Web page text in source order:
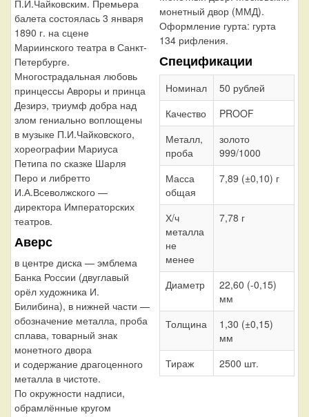
П.И.Чайковским. Премьера
балета состоялась 3 января
1890 г. на сцене
Мариинского театра в Санкт-
Петербурге.
Многострадальная любовь
принцессы Авроры и принца
Дезирэ, триумф добра над
злом гениально воплощены
в музыке П.И.Чайковского,
хореографии Мариуса
Петипа по сказке Шарля
Перо и либретто
И.А.Всеволжского —
директора Императорских
театров.
Аверс
в центре диска — эмблема
Банка России (двуглавый
орёл художника И.
Билибина), в нижней части —
обозначение металла, проба
сплава, товарный знак
монетного двора
и содержание драгоценного
металла в чистоте.
По окружности надписи,
обрамлённые кругом
монетный двор (ММД).
Оформление гурта: гурта
134 рифления.
Спецификации
Номинал
50 рублей
Качество
PROOF
Металл,
проба
золото
999/1000
Масса
общая
7,89 (±0,10) г
Х/ч
металла
не
менее
7,78 г
Диаметр
22,60 (-0,15)
мм
Толщина
1,30 (±0,15)
мм
Тираж
2500 шт.